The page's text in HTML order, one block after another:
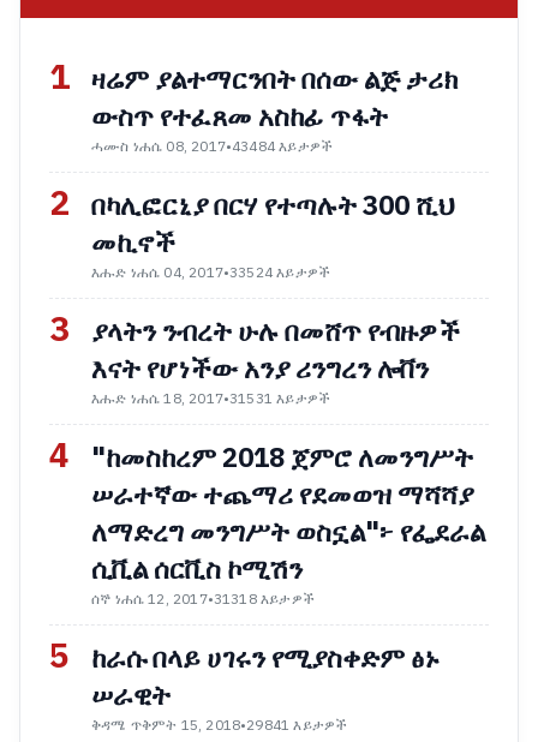
1 ዛሬም ያልተማርንበት በሰው ልጅ ታሪክ
ውስጥ የተፈጸመ አስከፊ ጥፋት
ሓሙስ ነሐሴ 08, 2017•43484 እይታዎች
2 በካሊፎርኒያ በርሃ የተጣሉት 300 ሺህ
መኪኖች
እሑድ ነሐሴ 04, 2017•33524 እይታዎች
3
ያላትን ንብረት ሁሉ በመሸጥ የብዙዎች
እናት የሆነችው አንያ ሪንግረን ሎቨን
እሑድ ነሐሴ 18, 2017•31531 እይታዎች
4
"ከመስከረም 2018 ጀምሮ ለመንግሥት
ሠራተኛው ተጨማሪ የደመወዝ ማሻሻያ
ለማድረግ መንግሥት ወስኗል"፦ የፌደራል
ሲቪል ሰርቪስ ኮሚሽን
ሰኞ ነሐሴ 12, 2017•31318 እይታዎች
5
ከራሱ በላይ ሀገሩን የሚያስቀድም ፅኑ
ሠራዊት
ቅዳሜ ጥቅምት 15, 2018•29841 እይታዎች